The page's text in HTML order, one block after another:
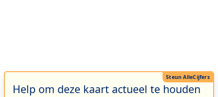
Help om deze kaart actueel te houden